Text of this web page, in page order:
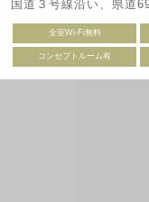
国道３号線沿い、県道
全室Wi-Fi無料
コンセプトルーム有